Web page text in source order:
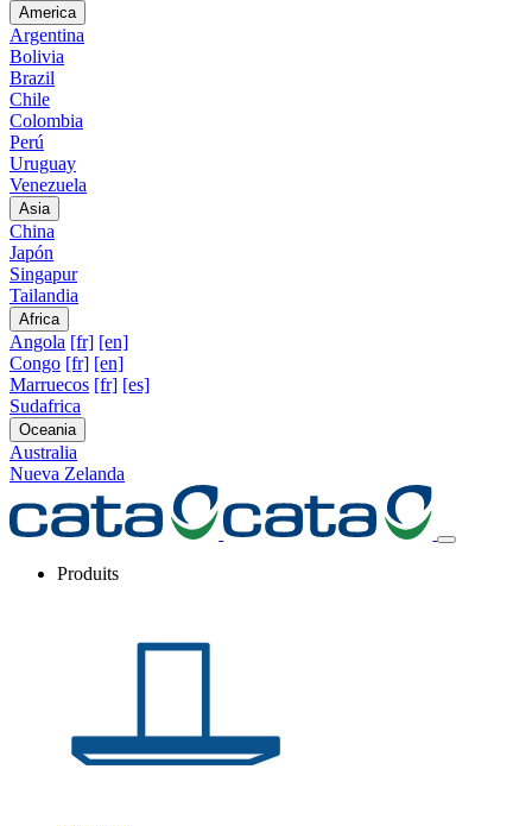
America
Argentina
Bolivia
Brazil
Chile
Colombia
Perú
Uruguay
Venezuela
Asia
China
Japón
Singapur
Tailandia
Africa
Angola [fr] [en]
Congo [fr] [en]
Marruecos [fr] [es]
Sudafrica
Oceania
Australia
Nueva Zelanda
Produits